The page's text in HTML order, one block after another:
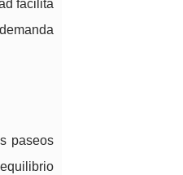
facilita
paseos